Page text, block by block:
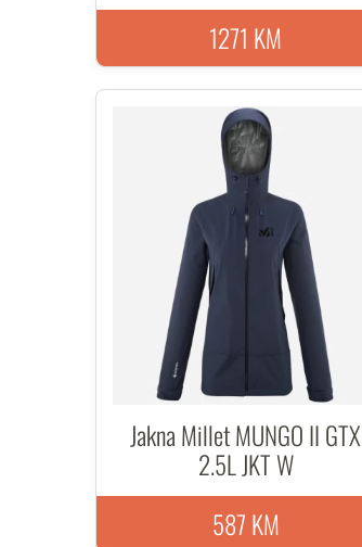
1271 KM
Jakna Millet MUNGO II GTX
2.5L JKT W
587 KM